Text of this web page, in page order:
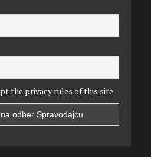
the privacy rules of this site